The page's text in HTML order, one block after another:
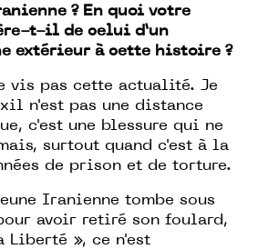
? En quoi votre
t-il de celui d’un
extérieur à cette histoire ?
vis pas cette actualité. Je
n'est pas une distance
c'est une blessure qui ne
surtout quand c'est à la
de prison et de torture.
Iranienne tombe sous
avoir retiré son foulard,
Liberté », ce n'est